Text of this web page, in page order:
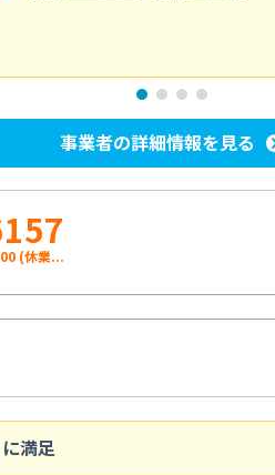
事業者の詳細情報を見る
(休業...
満足